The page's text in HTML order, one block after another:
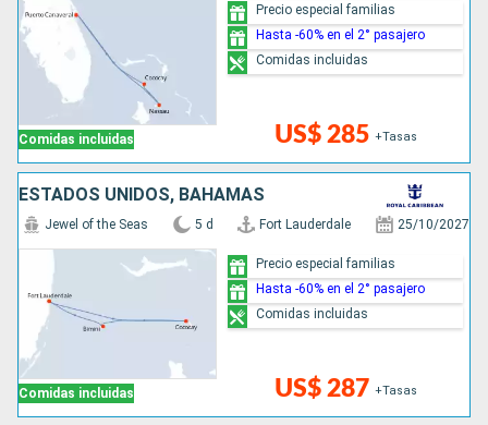
Comidas incluidas US$ 285 +Tasas
Precio especial familias
Hasta -60% en el 2° pasajero
Comidas incluidas
ESTADOS UNIDOS, BAHAMAS
Comidas incluidas
Jewel of the Seas 5 d Fort Lauderdale 25/10/2027
US$ 287 +Tasas
Precio especial familias
Hasta -60% en el 2° pasajero
Comidas incluidas